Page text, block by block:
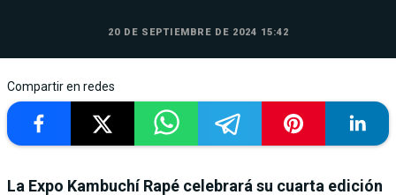
20 DE SEPTIEMBRE DE 2024 15:42
Compartir en redes
La Expo Kambuchí Rapé celebrará su cuarta edición